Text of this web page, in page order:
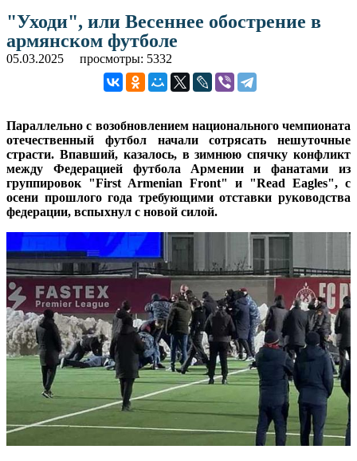
"Уходи", или Весеннее обострение в
армянском футболе
05.03.2025 просмотры: 5332
Параллельно с возобновлением национального чемпионата
отечественный футбол начали сотрясать нешуточные
страсти. Впавший, казалось, в зимнюю спячку конфликт
между Федерацией футбола Армении и фанатами из
группировок "First Armenian Front" и "Read Eagles", с
осени прошлого года требующими отставки руководства
федерации, вспыхнул с новой силой.